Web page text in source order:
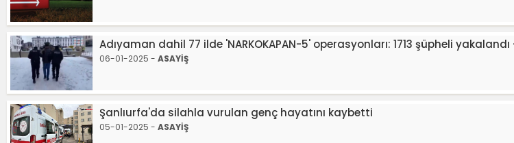
Adıyaman dahil 77 ilde 'NARKOKAPAN-5' operasyonları: 1713 şüpheli
06-01-2025 - ASAYİŞ
Şanlıurfa'da silahla vurulan genç hayatını kaybetti
05-01-2025 - ASAYİŞ